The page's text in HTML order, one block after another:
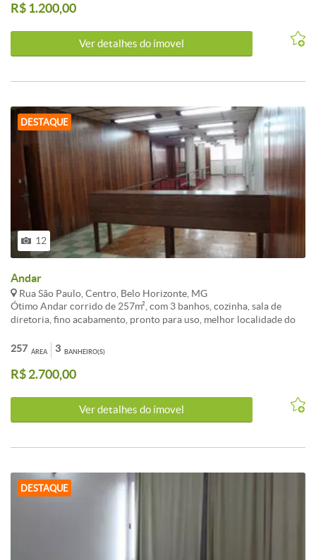
R$ 1.200,00
Ver detalhes do ímovel
DESTAQUE
12
Andar
Rua São Paulo, Centro, Belo Horizonte, MG
Ótimo Andar corrido de 257m², com 3 banhos, cozinha, sala de
diretoria, fino acabamento, pronto para uso, melhor localidade do
cidade, venha conhecer o local.
ÁREA
257 BANHEIRO(S)
3
R$ 2.700,00
Ver detalhes do ímovel
DESTAQUE